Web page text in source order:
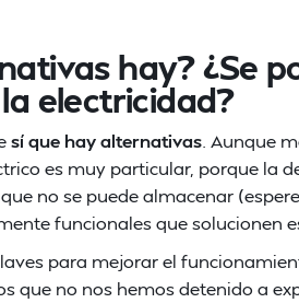
hay? ¿Se
electricidad?
sí que hay alternativas . Aunque
es muy particular, porque la
no se puede almacenar
funcionales que solucionen
para mejorar el
que no nos hemos detenido a